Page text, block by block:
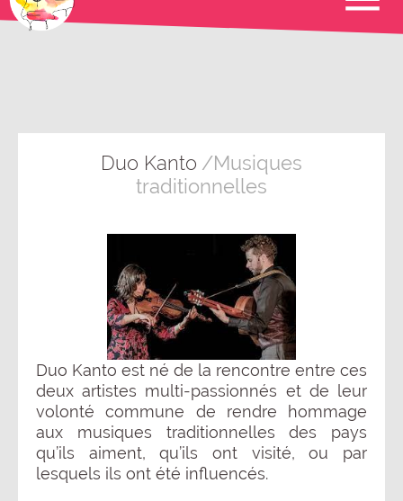
Duo Kanto /Musiques
traditionnelles
Duo Kanto est né de la rencontre entre ces
deux artistes multi-passionnés et de leur
volonté commune de rendre hommage
aux musiques traditionnelles des pays
qu’ils aiment, qu’ils ont visité, ou par
lesquels ils ont été influencés.